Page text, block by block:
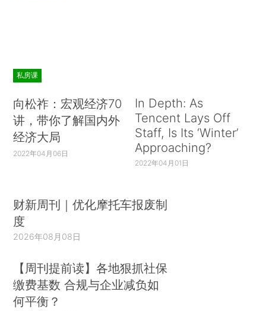
私房课
向松祚：宏观经济70
讲，带你了解国内外
经济大局
2022年04月06日
In Depth: As
Tencent Lays Off
Staff, Is Its ‘Winter’
Approaching?
2022年04月01日
财新周刊｜优化摩托车报废制
度
2026年08月08日
【周刊提前读】各地狠抓社保
缴费基数 合规与企业减负如
何平衡？